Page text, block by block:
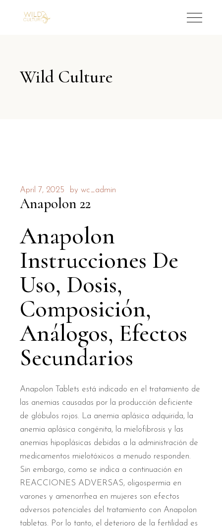
Wild Culture
April 7, 2025 by wc_admin
Anapolon 22
Anapolon
Instrucciones De
Uso, Dosis,
Composición,
Análogos, Efectos
Secundarios
Anapolon Tablets está indicado en el tratamiento de
las anemias causadas por la producción deficiente
de glóbulos rojos. La anemia aplásica adquirida, la
anemia aplásica congénita, la mielofibrosis y las
anemias hipoplásicas debidas a la administración de
medicamentos mielotóxicos a menudo responden.
Sin embargo, como se indica a continuación en
REACCIONES ADVERSAS, oligospermia en
varones y amenorrhea en mujeres son efectos
adversos potenciales del tratamiento con Anapolon
tabletas. Por lo tanto, el deterioro de la fertilidad es